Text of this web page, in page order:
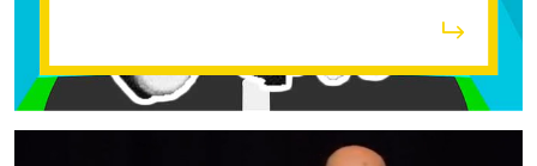
Archivio
Archivi del presente